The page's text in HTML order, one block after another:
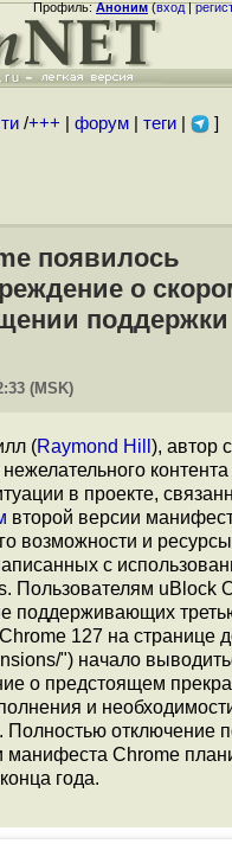
Профиль:Аноним(вход|
/+++ форум| теги| ]
появилось
о
(MSK)
(Raymond Hill ), автор
в проекте,
второй версии
возможности и
с
Пользователям uBlock
поддерживающих
127 на странице
") начало
о предстоящем
и
Полностью отключение
манифеста Chrome
года.